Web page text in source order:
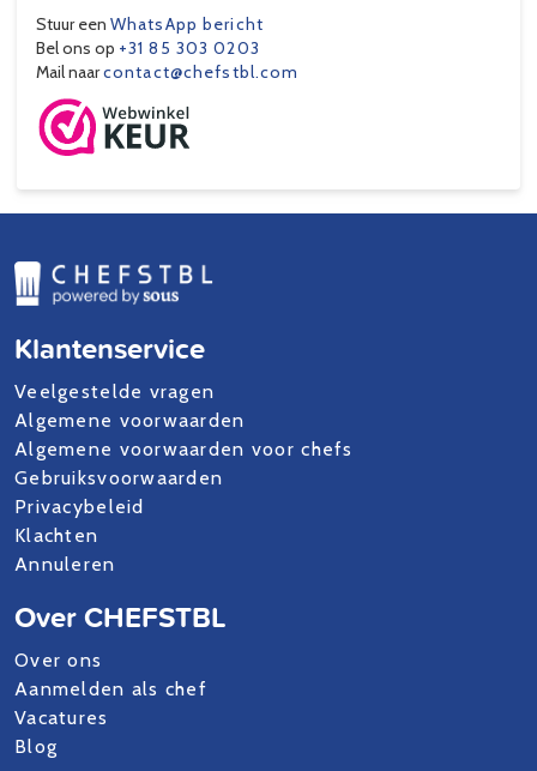
Stuur een WhatsApp bericht
Bel ons op +31 85 303 0203
Mail naarcontact@chefstbl.com
Klantenservice
Veelgestelde vragen
Algemene voorwaarden
Algemene voorwaarden voor chefs
Gebruiksvoorwaarden
Privacybeleid
Klachten
Annuleren
Over CHEFSTBL
Over ons
Aanmelden als chef
Vacatures
Blog